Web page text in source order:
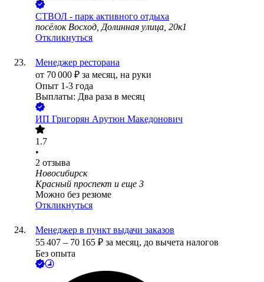
СТВОЛ - парк активного отдыха
посёлок Восход, Долинная улица, 20к1
Откликнуться
Менеджер ресторана
от 70 000 ₽ за месяц, на руки
Опыт 1-3 года
Выплаты: Два раза в месяц
ИП Григорян Арутюн Македонович
1.7
•
2 отзыва
Новосибирск
Красный проспект и еще 3
Можно без резюме
Откликнуться
Менеджер в пункт выдачи заказов
55 407 – 70 165 ₽ за месяц, до вычета налогов
Без опыта